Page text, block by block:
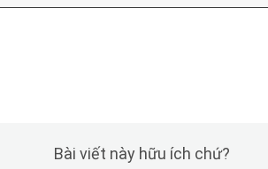
Bài viết này hữu ích chứ?